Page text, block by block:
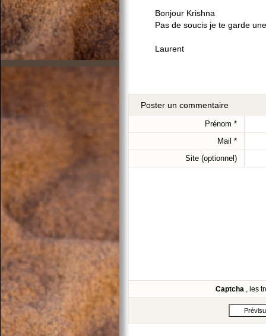
Bonjour Krishna
Pas de soucis je te garde
Laurent
Poster un commentaire
Prénom *
Mail *
Site (optionnel)
Captcha , les